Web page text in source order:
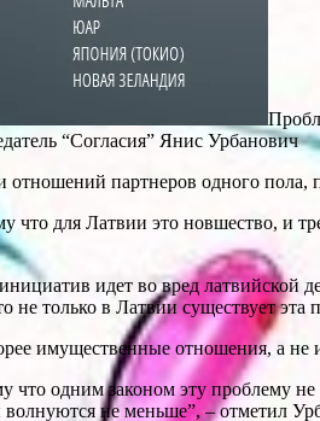
“Согласия” Янис Урбанович
партнеров одного пола,
для Латвии это новшество, и
идет во вред латвийской
только в Латвии существует эта
имущественные отношения, а не
что одним законом эту проблему
не меньше”, – отметил